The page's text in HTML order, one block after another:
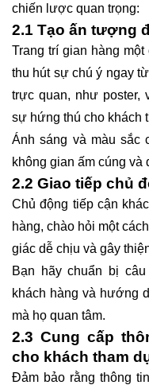
chiến lược quan trọng:
2.1 Tạo ấn tượng
Trang trí gian hàng
thu hút sự chú ý ngay
trực quan, như poster,
sự hứng thú cho khách
Ánh sáng và màu sắc
không gian ấm cúng và
2.2 Giao tiếp chủ
Chủ động tiếp cận
hàng, chào hỏi một
giác dễ chịu và gây
Bạn hãy chuẩn bị
khách hàng và hướng
mà họ quan tâm.
2.3 Cung cấp
cho khách tham
Đảm bảo rằng thông